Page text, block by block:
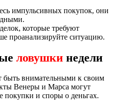
импульсивных покупок, они
которые требуют
проанализируйте ситуацию.
ловушки недели
быть внимательными к своим
Венеры и Марса могут
покупки и споры о деньгах.